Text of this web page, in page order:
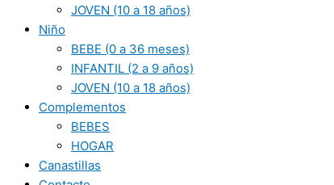
JOVEN (10 a 18 años)
Niño
BEBE (0 a 36 meses)
INFANTIL (2 a 9 años)
JOVEN (10 a 18 años)
Complementos
BEBES
HOGAR
Canastillas